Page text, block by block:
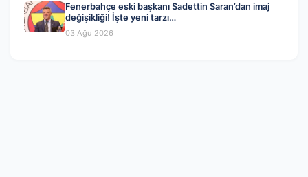
Fenerbahçe eski başkanı Sadettin Saran’dan imaj
değişikliği! İşte yeni tarzı…
03 Ağu 2026